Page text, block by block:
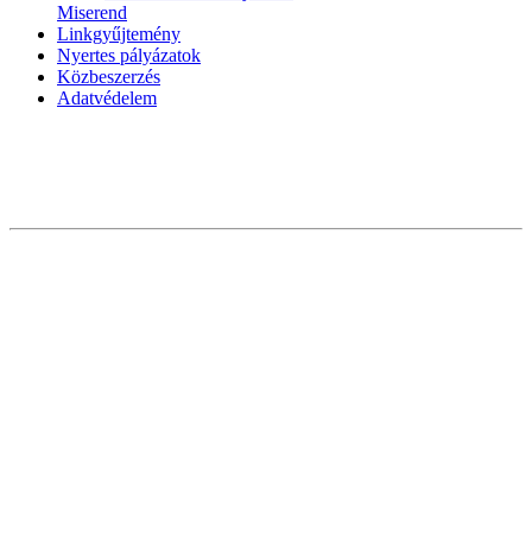
Miserend
Linkgyűjtemény
Nyertes pályázatok
Közbeszerzés
Adatvédelem